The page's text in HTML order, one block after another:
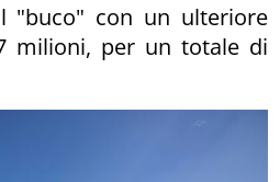
"buco" con un ulteriore
milioni, per un totale di